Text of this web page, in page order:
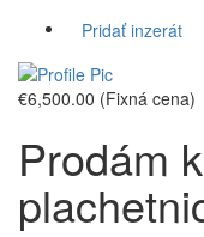
Pridať inzerát
€6,500.00 (Fixná cena)
Prodám